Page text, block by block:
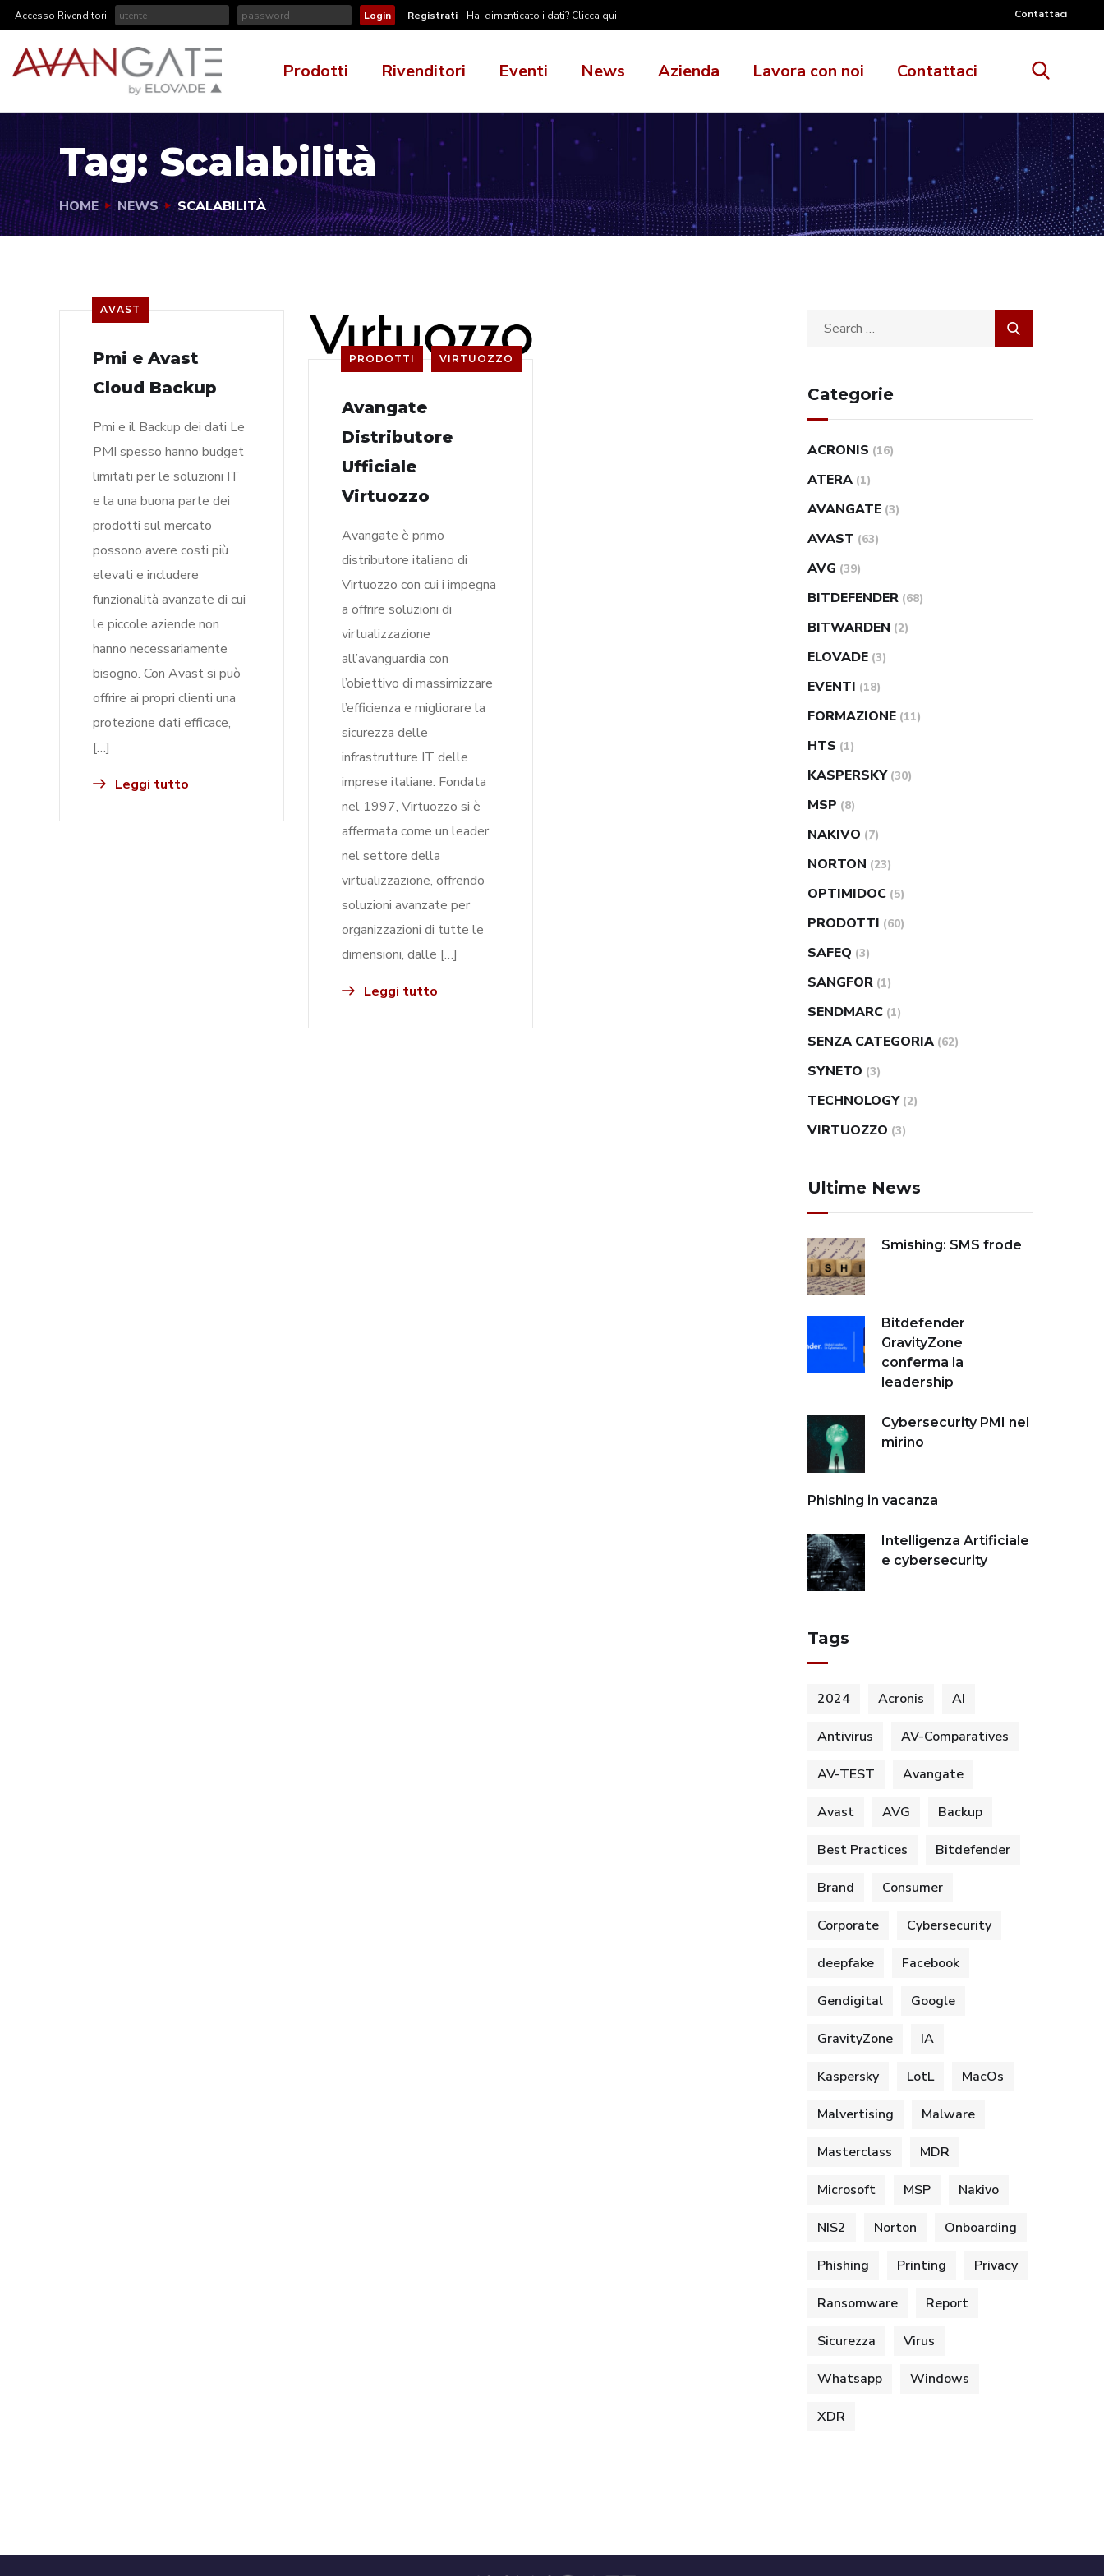
Accesso Rivenditori Registrati Hai dimenticato i dati? Clicca qui Contattaci
Prodotti Rivenditori Eventi News Azienda Lavora con noi Contattaci
Tag:Scalabilità
HOME NEWS SCALABILITÀ
AVAST
Pmi e Avast
Cloud Backup
Pmi e il Backup dei dati Le
PMI spesso hanno budget
limitati per le soluzioni IT
e la una buona parte dei
prodotti sul mercato
possono avere costi più
elevati e includere
funzionalità avanzate di cui
le piccole aziende non
hanno necessariamente
bisogno. Con Avast si può
offrire ai propri clienti una
protezione dati efficace,
[…]
Leggi tutto
PRODOTTI VIRTUOZZO
Avangate
Distributore
Ufficiale
Virtuozzo
Avangate è primo
distributore italiano di
Virtuozzo con cui i impegna
a offrire soluzioni di
virtualizzazione
all’avanguardia con
l’obiettivo di massimizzare
l’efficienza e migliorare la
sicurezza delle
infrastrutture IT delle
imprese italiane. Fondata
nel 1997, Virtuozzo si è
affermata come un leader
nel settore della
virtualizzazione, offrendo
soluzioni avanzate per
organizzazioni di tutte le
dimensioni, dalle […]
Leggi tutto
Categorie
ACRONIS (16)
ATERA (1)
AVANGATE (3)
AVAST (63)
AVG (39)
BITDEFENDER (68)
BITWARDEN (2)
ELOVADE (3)
EVENTI (18)
FORMAZIONE (11)
HTS (1)
KASPERSKY (30)
MSP (8)
NAKIVO (7)
NORTON (23)
OPTIMIDOC (5)
PRODOTTI (60)
SAFEQ (3)
SANGFOR (1)
SENDMARC (1)
SENZA CATEGORIA (62)
SYNETO (3)
TECHNOLOGY (2)
VIRTUOZZO (3)
Ultime News
Smishing: SMS frode
Bitdefender
GravityZone
conferma la
leadership
Cybersecurity PMI nel
mirino
Phishing in vacanza
Intelligenza Artificiale
e cybersecurity
Tags
2024 Acronis AI
Antivirus AV-Comparatives
AV-TEST Avangate
Avast AVG Backup
Best Practices Bitdefender
Brand Consumer
Corporate Cybersecurity
deepfake Facebook
Gendigital Google
GravityZone IA
Kaspersky LotL MacOs
Malvertising Malware
Masterclass MDR
Microsoft MSP Nakivo
NIS2 Norton Onboarding
Phishing Printing Privacy
Ransomware Report
Sicurezza Virus
Whatsapp Windows
XDR